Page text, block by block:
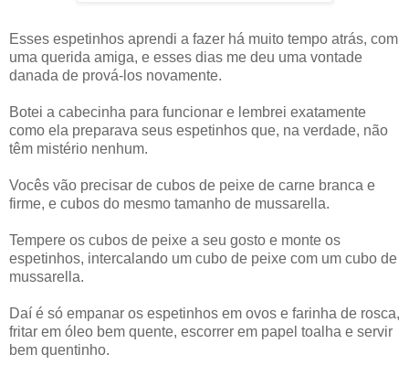
Esses espetinhos aprendi a fazer há muito tempo atrás, com
uma querida amiga, e esses dias me deu uma vontade
danada de prová-los novamente.
Botei a cabecinha para funcionar e lembrei exatamente
como ela preparava seus espetinhos que, na verdade, não
têm mistério nenhum.
Vocês vão precisar de cubos de peixe de carne branca e
firme, e cubos do mesmo tamanho de mussarella.
Tempere os cubos de peixe a seu gosto e monte os
espetinhos, intercalando um cubo de peixe com um cubo de
mussarella.
Daí é só empanar os espetinhos em ovos e farinha de rosca,
fritar em óleo bem quente, escorrer em papel toalha e servir
bem quentinho.